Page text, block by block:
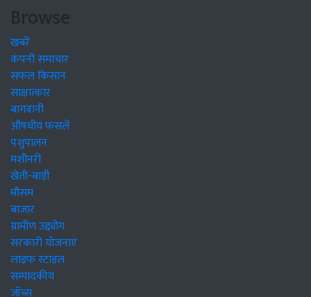
Browse
खबरें
कंपनी समाचार
सफल किसान
साक्षात्कार
बागवानी
औषधीय फसलें
पशुपालन
मशीनरी
खेती-बाड़ी
मौसम
बाजार
ग्रामीण उद्द्योग
सरकारी योजनाएं
लाइफ स्टाइल
सम्पादकीय
जॉब्स